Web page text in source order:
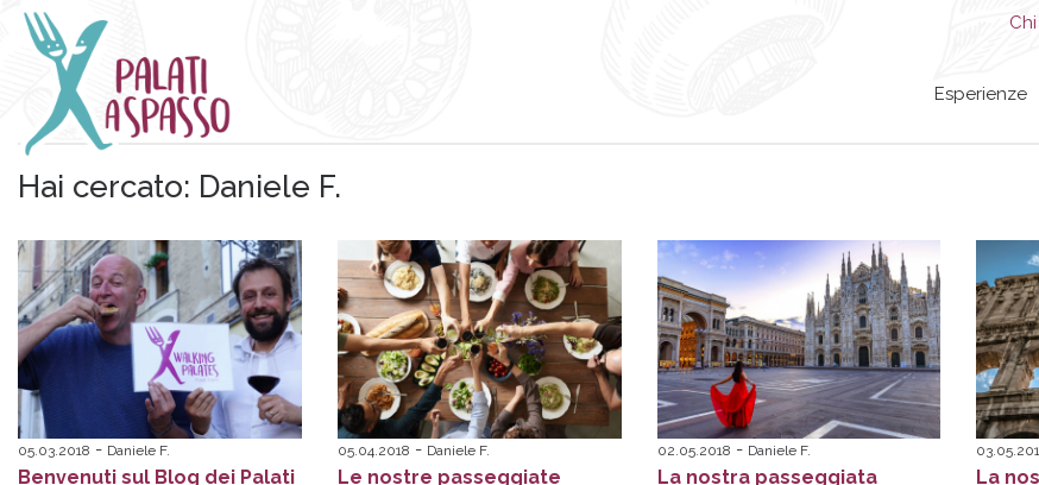
Esperienze
Hai cercato: Daniele F.
05.03.2018 Daniele F.
Benvenuti sul Blog dei Palati
05.04.2018 Daniele F.
Le nostre passeggiate
02.05.2018 Daniele F.
La nostra passeggiata
La